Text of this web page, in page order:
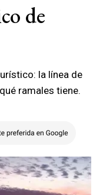
de
la línea de
ramales tiene.